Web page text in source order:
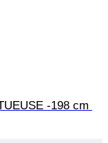
-198 cm